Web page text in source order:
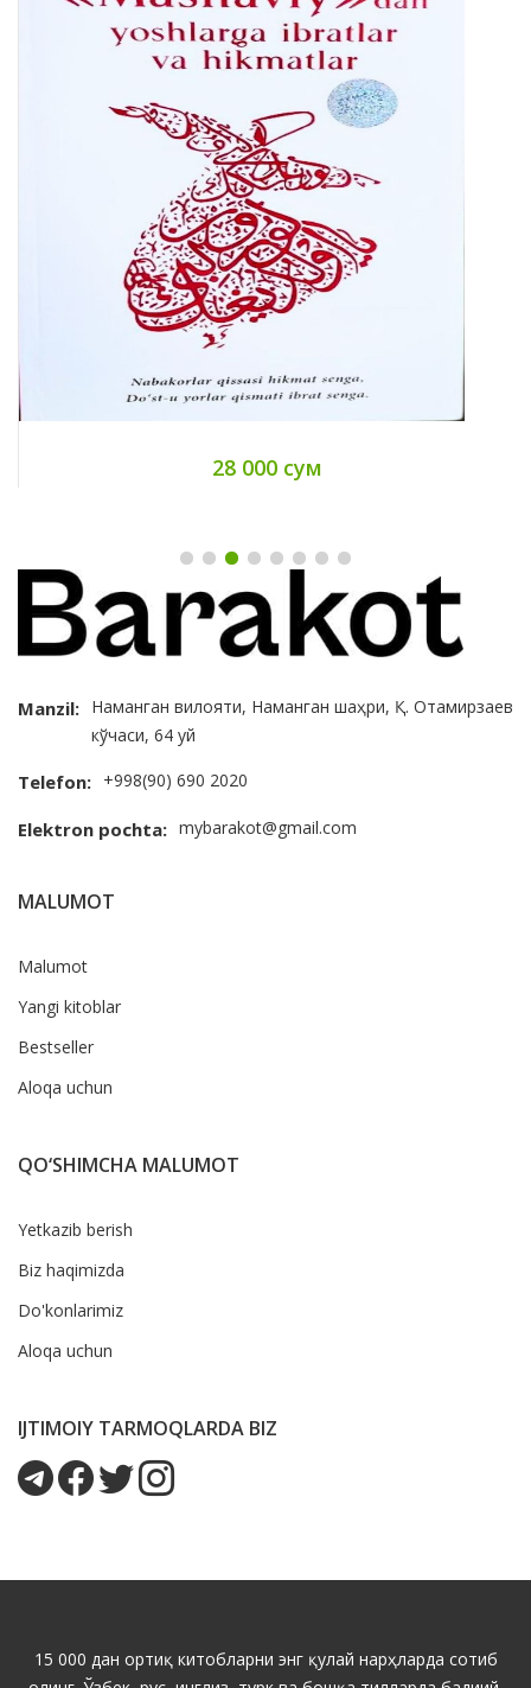
28 000 сум
Manzil: Наманган вилояти, Наманган шаҳри, Қ. Отамирзаев
кўчаси, 64 уй
Telefon: +998(90) 690 2020
Elektron pochta: mybarakot@gmail.com
MALUMOT
Malumot
Yangi kitoblar
Bestseller
Aloqa uchun
QO‘SHIMCHA MALUMOT
Yetkazib berish
Biz haqimizda
Do'konlarimiz
Aloqa uchun
IJTIMOIY TARMOQLARDA BIZ
15 000 дан ортиқ китобларни энг қулай нарҳларда сотиб